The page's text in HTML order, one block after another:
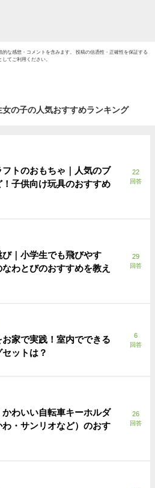
な感想・コメントを含みます。 投稿の信憑性・正確性を保証する
てご利用ください。
女の子の人気おすすめランキング
フトのおもちゃ｜人気のブ
！子供向け玩具のおすすめ
22
回答
｜小学生でも飛びやす
わとびのおすすめを教え
29
回答
家で実践！室内でできる
ットは？
6
回答
わいい自転車キーホルダ
わ・サンリオなど）のおす
26
回答